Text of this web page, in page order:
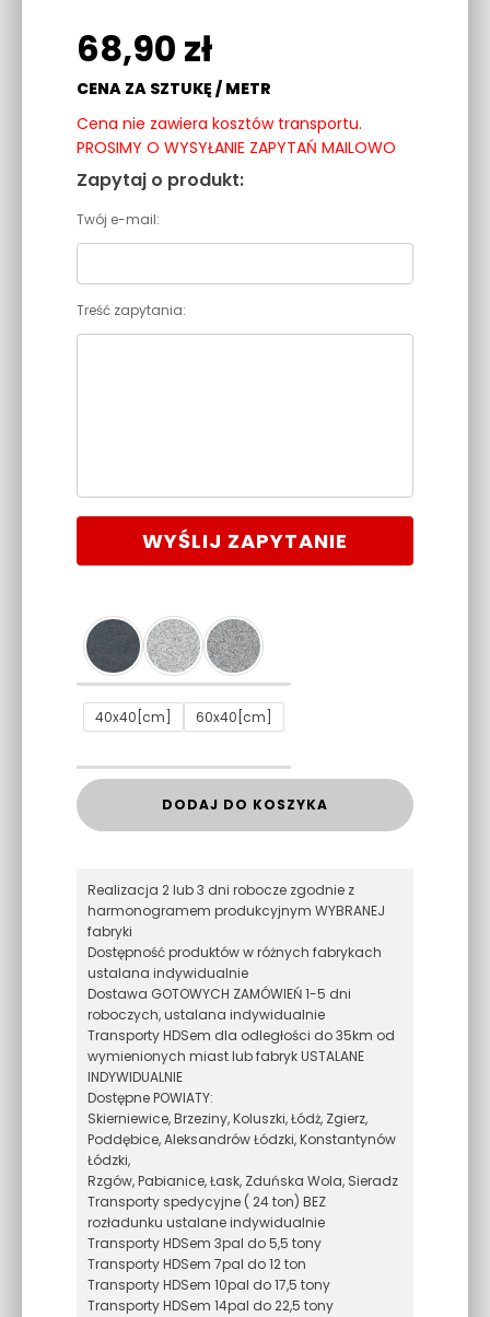
68,90 zł
CENA ZA SZTUKĘ / METR
Cena nie zawiera kosztów transportu.
PROSIMY O WYSYŁANIE ZAPYTAŃ MAILOWO
Zapytaj o produkt:
Twój e-mail:
Treść zapytania:
WYŚLIJ ZAPYTANIE
40x40[cm] 60x40[cm]
DODAJ DO KOSZYKA
Realizacja 2 lub 3 dni robocze zgodnie z
harmonogramem produkcyjnym WYBRANEJ
fabryki
Dostępność produktów w różnych fabrykach
ustalana indywidualnie
Dostawa GOTOWYCH ZAMÓWIEŃ 1-5 dni
roboczych, ustalana indywidualnie
Transporty HDSem dla odległości do 35km od
wymienionych miast lub fabryk USTALANE
INDYWIDUALNIE
Dostępne POWIATY:
Skierniewice, Brzeziny, Koluszki, Łódż, Zgierz,
Poddębice, Aleksandrów Łódzki, Konstantynów
Łódzki,
Rzgów, Pabianice, Łask, Zduńska Wola, Sieradz
Transporty spedycyjne ( 24 ton) BEZ
rozładunku ustalane indywidualnie
Transporty HDSem 3pal do 5,5 tony
Transporty HDSem 7pal do 12 ton
Transporty HDSem 10pal do 17,5 tony
Transporty HDSem 14pal do 22,5 tony